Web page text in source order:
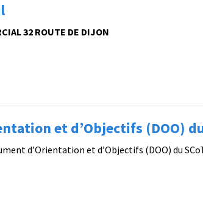
32 ROUTE DE DIJON
et d’Objectifs (DOO)
d’Orientation et d’Objectifs (DOO) du